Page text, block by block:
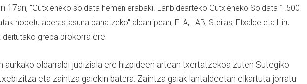
17an, "Gutxieneko soldata hemen erabaki. Lanbidearteko Gutxieneko Soldata 1.500
hobetu aberastasuna banatzeko" aldarripean, ELA, LAB, Steilas, Etxalde eta Hiru
deitutako greba orokorra ere.
aurkako oldarraldi judiziala ere hizpideen artean txertatzekoa zuten Sutegiko
eta zaintza gaiekin batera. Zaintza gaiak lantaldeetan elkartuta jorratu